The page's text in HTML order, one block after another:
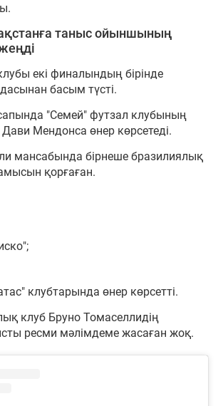
таныс ойыншының
екі финалындың бірінде
басым түсті.
"Семей" футзал клубының
Мендонса өнер көрсетеді.
мансабында бірнеше бразилиялық
қорғаған.
клубтарында өнер көрсетті.
клуб Бруно Томаселлидің
ресми мәлімдеме жасаған жоқ.